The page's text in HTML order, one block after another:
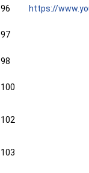
96 https://
97
98
100
102
103